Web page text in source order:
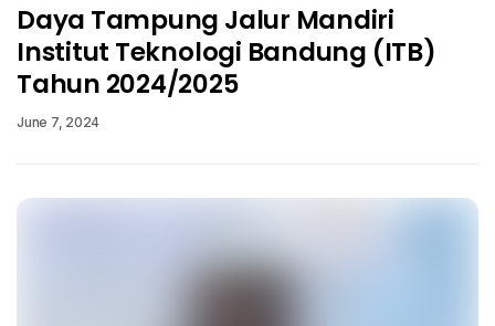
Daya Tampung Jalur Mandiri
Institut Teknologi Bandung (ITB)
Tahun 2024/2025
June 7, 2024